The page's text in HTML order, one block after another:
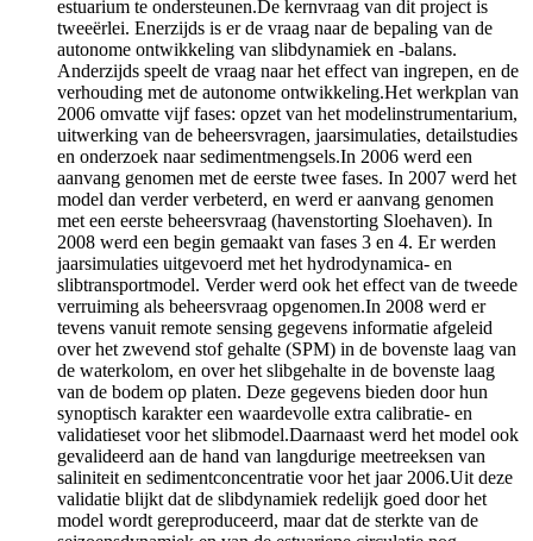
estuarium te ondersteunen.De kernvraag van dit project is
tweeërlei. Enerzijds is er de vraag naar de bepaling van de
autonome ontwikkeling van slibdynamiek en -balans.
Anderzijds speelt de vraag naar het effect van ingrepen, en de
verhouding met de autonome ontwikkeling.Het werkplan van
2006 omvatte vijf fases: opzet van het modelinstrumentarium,
uitwerking van de beheersvragen, jaarsimulaties, detailstudies
en onderzoek naar sedimentmengsels.In 2006 werd een
aanvang genomen met de eerste twee fases. In 2007 werd het
model dan verder verbeterd, en werd er aanvang genomen
met een eerste beheersvraag (havenstorting Sloehaven). In
2008 werd een begin gemaakt van fases 3 en 4. Er werden
jaarsimulaties uitgevoerd met het hydrodynamica- en
slibtransportmodel. Verder werd ook het effect van de tweede
verruiming als beheersvraag opgenomen.In 2008 werd er
tevens vanuit remote sensing gegevens informatie afgeleid
over het zwevend stof gehalte (SPM) in de bovenste laag van
de waterkolom, en over het slibgehalte in de bovenste laag
van de bodem op platen. Deze gegevens bieden door hun
synoptisch karakter een waardevolle extra calibratie- en
validatieset voor het slibmodel.Daarnaast werd het model ook
gevalideerd aan de hand van langdurige meetreeksen van
saliniteit en sedimentconcentratie voor het jaar 2006.Uit deze
validatie blijkt dat de slibdynamiek redelijk goed door het
model wordt gereproduceerd, maar dat de sterkte van de